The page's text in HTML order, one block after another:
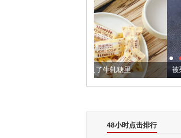
被列入佛家七宝的
48小时点击排行